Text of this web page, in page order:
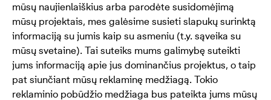
mūsų naujienlaiškius arba parodėte susidomėjimą
mūsų projektais, mes galėsime susieti slapukų surinktą
informaciją su jumis kaip su asmeniu (t.y. sąveika su
mūsų svetaine). Tai suteiks mums galimybę suteikti
jums informaciją apie jus dominančius projektus, o taip
pat siunčiant mūsų reklaminę medžiagą. Tokio
reklaminio pobūdžio medžiaga bus pateikta jums mūsų